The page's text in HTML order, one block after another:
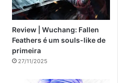
Review | Wuchang: Fallen
Feathers é um souls-like de
primeira
27/11/2025